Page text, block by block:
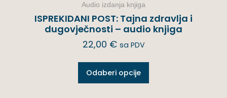
Audio izdanja knjiga
ISPREKIDANI POST: Tajna zdravlja i
dugovječnosti – audio knjiga
22,00 € sa PDV
Odaberi opcije